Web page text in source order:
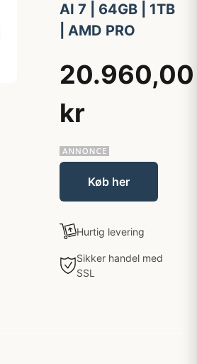
AI 7 | 64GB | 1TB
| AMD PRO
20.960,00
kr
Køb her
Hurtig levering
Sikker handel med
SSL